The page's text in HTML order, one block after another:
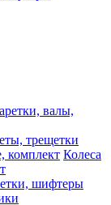
валы,
трещетки
Колеса
шифтеры